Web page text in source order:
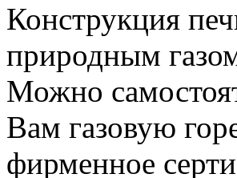
Конструкция
природным
Можно
Вам газовую
фирменное